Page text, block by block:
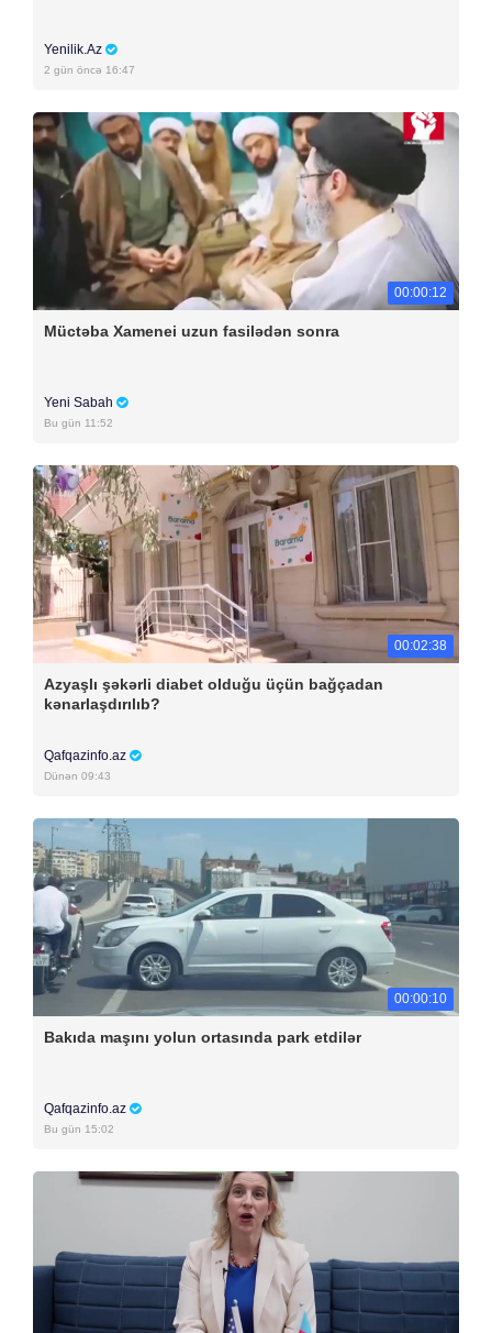
Yenilik.Az
2 gün öncə 16:47
00:00:12
Müctəba Xamenei uzun fasilədən sonra
Yeni Sabah
Bu gün 11:52
00:02:38
Azyaşlı şəkərli diabet olduğu üçün bağçadan
kənarlaşdırılıb?
Qafqazinfo.az
Dünən 09:43
00:00:10
Bakıda maşını yolun ortasında park etdilər
Qafqazinfo.az
Bu gün 15:02